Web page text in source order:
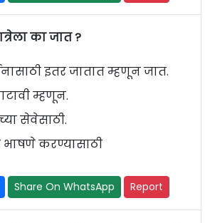
का जात ?
इतर जातात म्हणून जात.
म्हणून.
सेवेसाठी.
करण्यासाठी
Share On WhatsApp Report